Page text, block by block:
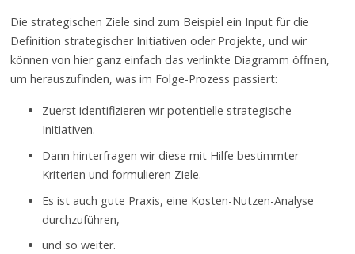
Die strategischen Ziele sind zum Beispiel ein Input für die
Definition strategischer Initiativen oder Projekte, und wir
können von hier ganz einfach das verlinkte Diagramm öffnen,
um herauszufinden, was im Folge-Prozess passiert:
Zuerst identifizieren wir potentielle strategische
Initiativen.
Dann hinterfragen wir diese mit Hilfe bestimmter
Kriterien und formulieren Ziele.
Es ist auch gute Praxis, eine Kosten-Nutzen-Analyse
durchzuführen,
und so weiter.